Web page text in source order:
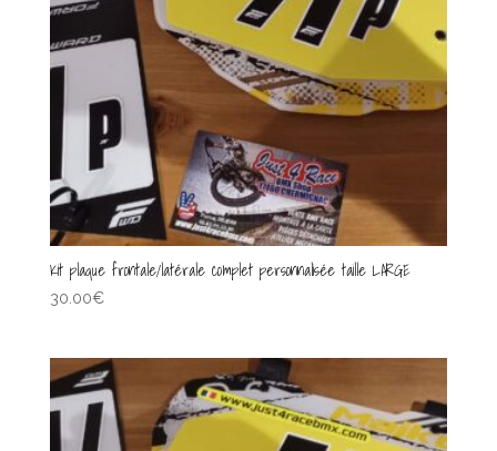
Kit plaque frontale/latérale complet personnalisée taille LARGE
30.00€